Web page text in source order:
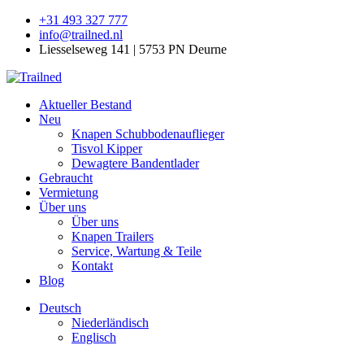
+31 493 327 777
info@trailned.nl
Liesselseweg 141 | 5753 PN Deurne
Aktueller Bestand
Neu
Knapen Schubbodenauflieger
Tisvol Kipper
Dewagtere Bandentlader
Gebraucht
Vermietung
Über uns
Über uns
Knapen Trailers
Service, Wartung & Teile
Kontakt
Blog
Deutsch
Niederländisch
Englisch